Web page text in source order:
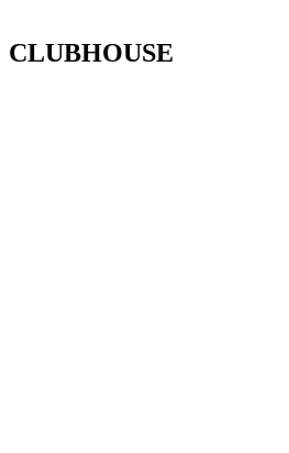
CLUBHOUSE